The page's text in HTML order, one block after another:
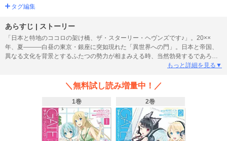
タグ編集
あらすじ | ストーリー
「日本と特地のココロの架け橋、ザ・スターリー・ヘヴンズです♪」。20××
年、夏―――白昼の東京・銀座に突如現れた「異世界への門」。日本と帝国、
異なる文化を背景とするふたつの勢力が相まみえる時、当然勃発するであろう
血で血を洗う戦争は、どういうわけか起こらなかった（汗）。歴史上類を見な
ってアイドルユニットを結成☆特地きっての美少女三人娘なら、芸能界の頂点
だって極められる！……はず。TVアニメ化作品『ゲート』を原作にした日常ほ
もっと詳細を見る▼
＼無料試し読み増量中！／
1巻 2巻